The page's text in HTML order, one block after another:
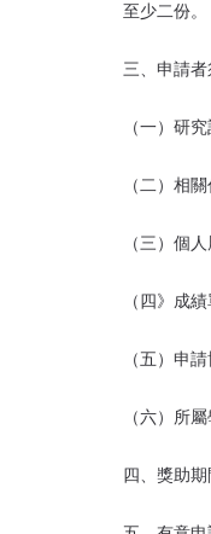
至少二份。
三、申請者
（一）研
（二）相
（三）個
（四》成
（五）申
（六）所
四、獎助期